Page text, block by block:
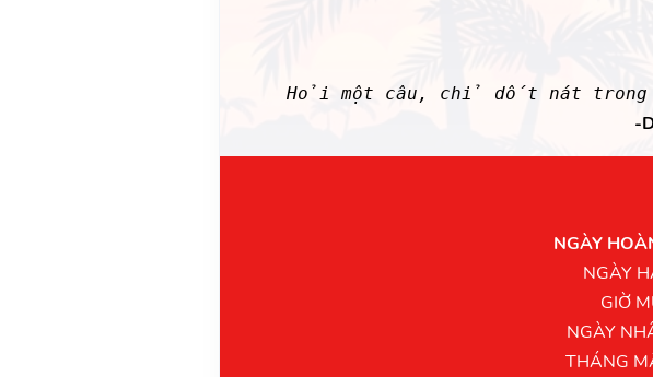
Hỏi một câu, chỉ dốt nát
-
NGÀY
NGÀY
GIỜ
NGÀY
THÁNG